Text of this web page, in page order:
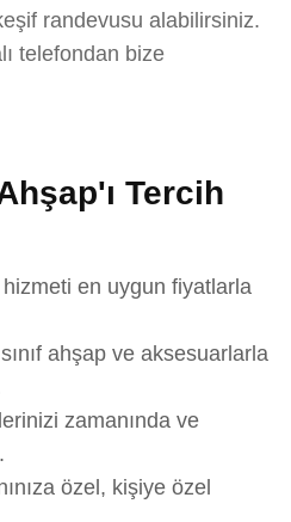
randevusu alabilirsiniz.
telefondan bize
Tercih
en uygun fiyatlarla
ahşap ve aksesuarlarla
zamanında ve
özel, kişiye özel